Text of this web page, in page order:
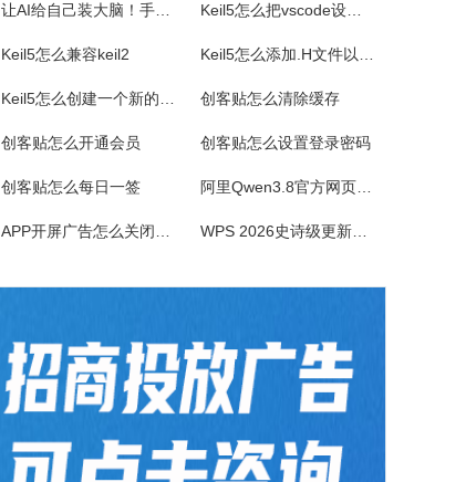
Blaze MediaPro
BlazeMediaPro是一款造型新颖，功能齐全的多媒体工具，它支持几乎所有的音频、视频格式及其播放列表（MP3、MP2、ASF、MPG、MPEG、MPE、AVI、WMA、WMV、VIV、MOV、QT、WAV、CDA、DAT、ASX、WAX、M3U、WVX、MIDI、AIFF、AU、SND），能进...
让AI给自己装大脑！手把手教你学会安装使用Agent Skill Keil5怎么把vscode设置外部编辑器
Keil5怎么兼容keil2 Keil5怎么添加.H文件以及Keil5添加.H文件的方法
Keil5怎么创建一个新的51单片机项目 创客贴怎么清除缓存
创客贴怎么开通会员 创客贴怎么设置登录密码
创客贴怎么每日一签 阿里Qwen3.8官方网页版入口
APP开屏广告怎么关闭？3招彻底关闭跳转 WPS 2026史诗级更新！重构存储管理，深度融合AI应用